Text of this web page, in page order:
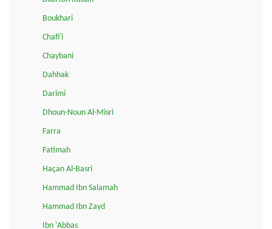
Boukhari
Chafi'i
Chaybani
Dahhak
Darimi
Dhoun-Noun Al-Misri
Farra
Fatimah
Haçan Al-Basri
Hammad Ibn Salamah
Hammad Ibn Zayd
Ibn 'Abbas